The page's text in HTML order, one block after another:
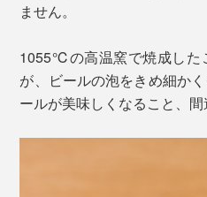
ません。
1055℃の高温窯で焼成した
が、ビールの泡をきめ細か
ールが美味しくなること、間